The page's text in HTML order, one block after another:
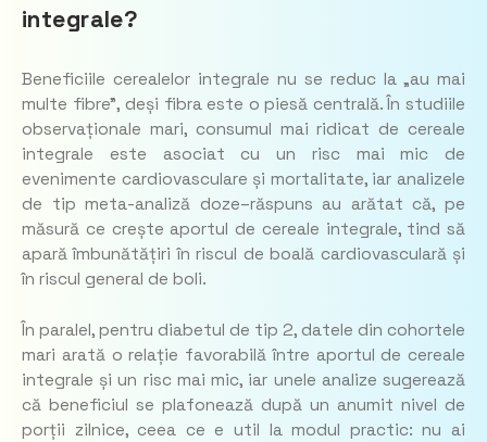
integrale?
Beneficiile cerealelor integrale nu se reduc la „au mai
multe fibre”, deși fibra este o piesă centrală. În studiile
observaționale mari, consumul mai ridicat de cereale
integrale este asociat cu un risc mai mic de
evenimente cardiovasculare și mortalitate, iar analizele
de tip meta-analiză doze–răspuns au arătat că, pe
măsură ce crește aportul de cereale integrale, tind să
apară îmbunătățiri în riscul de boală cardiovasculară și
în riscul general de boli.
În paralel, pentru diabetul de tip 2, datele din cohortele
mari arată o relație favorabilă între aportul de cereale
integrale și un risc mai mic, iar unele analize sugerează
că beneficiul se plafonează după un anumit nivel de
porții zilnice, ceea ce e util la modul practic: nu ai